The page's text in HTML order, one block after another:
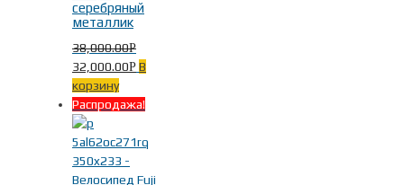
серебряный
металлик
38,000.00Р
32,000.00Р В
корзину
Распродажа!